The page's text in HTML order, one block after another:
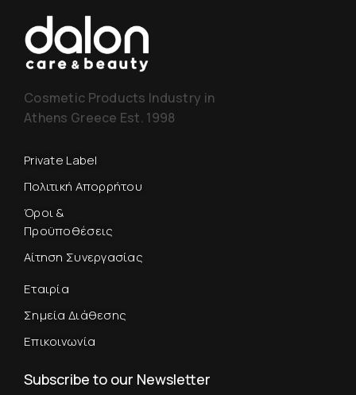
Cosmetic Products Industry in
Athens Greece Est. 1998
Private Label
Πολιτική Απορρήτου
Όροι &
Προϋποθέσεις
Αίτηση Συνεργασίας
Εταιρία
Σημεία Διάθεσης
Επικοινωνία
Subscribe to our Newsletter